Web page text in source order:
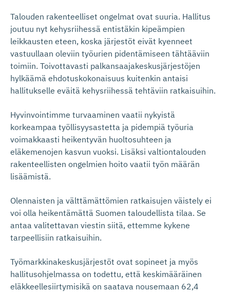
Talouden rakenteelliset ongelmat ovat suuria. Hallitus
joutuu nyt kehysriihessä entistäkin kipeämpien
leikkausten eteen, koska järjestöt eivät kyenneet
vastuullaan oleviin työurien pidentämiseen tähtääviin
toimiin. Toivottavasti palkansaajakeskusjärjestöjen
hylkäämä ehdotuskokonaisuus kuitenkin antaisi
hallitukselle eväitä kehysriihessä tehtäviin ratkaisuihin.
Hyvinvointimme turvaaminen vaatii nykyistä
korkeampaa työllisyysastetta ja pidempiä työuria
voimakkaasti heikentyvän huoltosuhteen ja
eläkemenojen kasvun vuoksi. Lisäksi valtiontalouden
rakenteellisten ongelmien hoito vaatii työn määrän
lisäämistä.
Olennaisten ja välttämättömien ratkaisujen väistely ei
voi olla heikentämättä Suomen taloudellista tilaa. Se
antaa valitettavan viestin siitä, ettemme kykene
tarpeellisiin ratkaisuihin.
Työmarkkinakeskusjärjestöt ovat sopineet ja myös
hallitusohjelmassa on todettu, että keskimääräinen
eläkkeellesiirtymisikä on saatava nousemaan 62,4